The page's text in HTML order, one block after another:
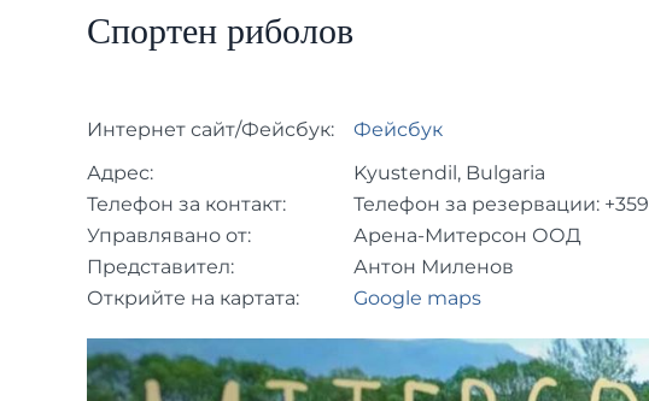
Спортен риболов
Интернет сайт/Фейсбук:
Фейсбук
Адрес:
Kyustendil, Bulgaria
Телефон за контакт:
Телефон за резервации: +359
Управлявано от:
Арена-Митерсон ООД
Представител:
Антон Миленов
Открийте на картата:
Google maps